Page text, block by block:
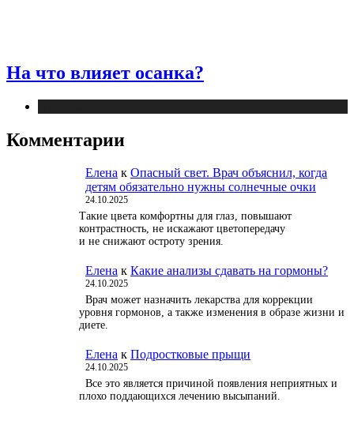
На что влияет осанка?
Комментарии
Елена к Опасный свет. Врач объяснил, когда
детям обязательно нужны солнечные очки
24.10.2025
Такие цвета комфортны для глаз, повышают
контрастность, не искажают цветопередачу
и не снижают остроту зрения.
Елена к Какие анализы сдавать на гормоны?
24.10.2025
Врач может назначить лекарства для коррекции
уровня гормонов, а также изменения в образе жизни и
диете.
Елена к Подростковые прыщи
24.10.2025
Все это является причиной появления неприятных и
плохо поддающихся лечению высыпаний.